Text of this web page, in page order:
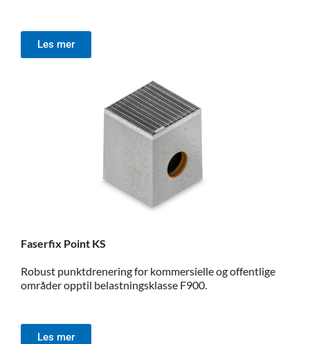
Les mer
Faserfix Point KS
Robust punktdrenering for kommersielle og offentlige
områder opptil belastningsklasse F900.
Les mer